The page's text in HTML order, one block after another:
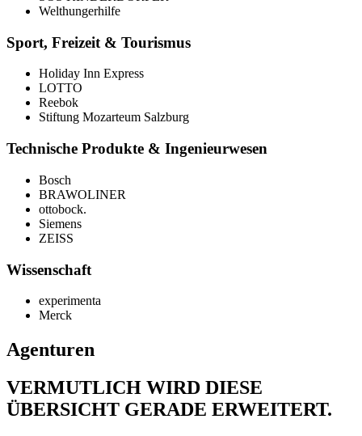
Welthungerhilfe
Sport, Freizeit & Tourismus
Holiday Inn Express
LOTTO
Reebok
Stiftung Mozarteum Salzburg
Technische Produkte & Ingenieurwesen
Bosch
BRAWOLINER
ottobock.
Siemens
ZEISS
Wissenschaft
experimenta
Merck
Agenturen
VERMUTLICH WIRD DIESE
ÜBERSICHT GERADE ERWEITERT.